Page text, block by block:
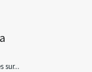
sur...